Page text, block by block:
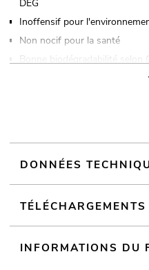
DEG
Inoffensif pour
Non nocif pour la santé
Bonne biodégradabilité selon
Non inflammable, pas de
Made in Germany
Pour des domaines
événements; Location simple;
clubs/écoles de danse
DONNÉES
TÉLÉCHARGEMENTS
INFORMATIONS DU